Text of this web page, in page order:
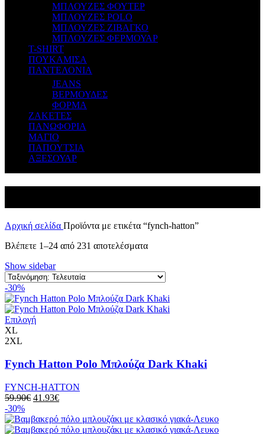
ΜΠΛΟΥΖΕΣ ΦΟΥΤΕΡ
ΜΠΛΟΥΖΕΣ POLO
ΜΠΛΟΥΖΕΣ ΖΙΒΑΓΚΟ
ΜΠΛΟΥΖΕΣ ΦΕΡΜΟΥΑΡ
T-SHIRT
ΠΟΥΚΑΜΙΣΑ
ΠΑΝΤΕΛΟΝΙΑ
JEANS
ΒΕΡΜΟΥΔΕΣ
ΦΟΡΜΑ
ΖΑΚΕΤΕΣ
ΠΑΝΩΦΟΡΙΑ
ΜΑΓΙΟ
ΠΑΠΟΥΤΣΙΑ
ΑΞΕΣΟΥΑΡ
Αρχική σελίδα Προϊόντα με ετικέτα “fynch-hatton”
Βλέπετε 1–24 από 231 αποτελέσματα
Show sidebar
-30%
Επιλογή
XL
2XL
Fynch Hatton Polo Μπλούζα Dark Khaki
FYNCH-HATTON
59.90€ 41.93€
-30%